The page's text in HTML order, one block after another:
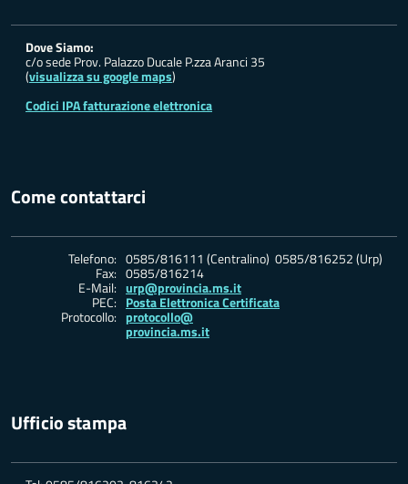
Dove Siamo:
c/o sede Prov. Palazzo Ducale P.zza Aranci 35
(visualizza su google maps)
Codici IPA fatturazione elettronica
Come contattarci
Telefono: 0585/816111 (Centralino) 0585/816252 (Urp)
Fax: 0585/816214
E-Mail: urp@provincia.ms.it
PEC: Posta Elettronica Certificata
Protocollo: protocollo@
provincia.ms.it
Ufficio stampa